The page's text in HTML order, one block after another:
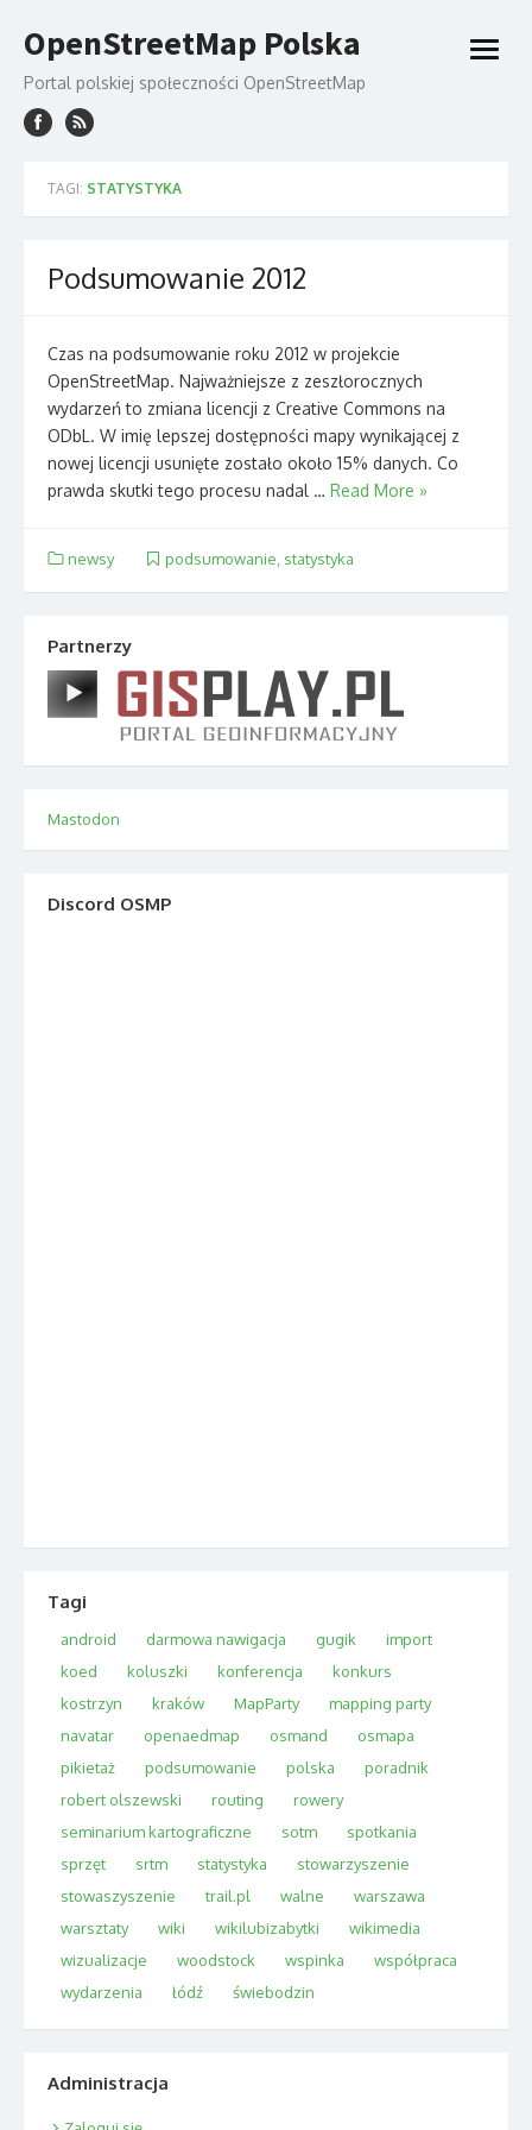
to
content
OpenStreetMap Polska
Portal polskiej społeczności OpenStreetMap
open
TAGI: STATYSTYKA
Podsumowanie 2012
Czas na podsumowanie roku 2012 w projekcie
OpenStreetMap. Najważniejsze z zeszłorocznych
wydarzeń to zmiana licencji z Creative Commons na
ODbL. W imię lepszej dostępności mapy wynikającej z
nowej licencji usunięte zostało około 15% danych. Co
prawda skutki tego procesu nadal … Read More »
newsy podsumowanie statystyka
Partnerzy
Mastodon
Discord OSMP
Tagi
android darmowa nawigacja gugik
import
koed
koluszki konferencja
konkurs
kostrzyn
kraków MapParty
mapping party
navatar
openaedmap osmand
osmapa
pikietaż
podsumowanie polska
poradnik
robert olszewski
routing
rowery
seminarium kartograficzne
sotm
spotkania
sprzęt
srtm statystyka
stowarzyszenie
stowaszyszenie
trail.pl walne
warszawa
warsztaty
wiki wikilubizabytki
wikimedia
wizualizacje
woodstock wspinka
współpraca
wydarzenia
łódź świebodzin
Administracja